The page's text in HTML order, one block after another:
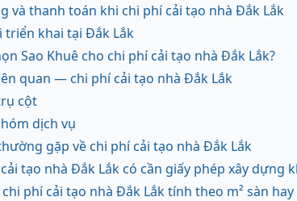
và thanh toán khi chi phí cải tạo nhà Đắk Lắk
triển khai tại Đắk Lắk
Sao Khuê cho chi phí cải tạo nhà Đắk Lắk?
quan — chi phí cải tạo nhà Đắk Lắk
cột
dịch vụ
gặp về chi phí cải tạo nhà Đắk Lắk
tạo nhà Đắk Lắk có cần giấy phép xây dựng
chi phí cải tạo nhà Đắk Lắk tính theo m² sàn